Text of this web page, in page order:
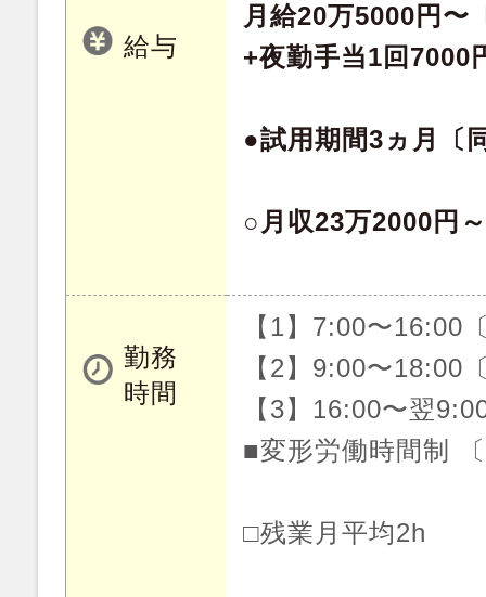
給与
月給20万5000円〜
+夜勤手当1回7000
●試用期間3ヵ月〔
○月収23万2000円
勤務
時間
【1】7:00〜16:00
【2】9:00〜18:00
【3】16:00〜翌
■変形労働時間制
□残業月平均2h